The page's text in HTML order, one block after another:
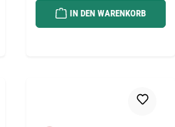
IN DEN WARENKORB